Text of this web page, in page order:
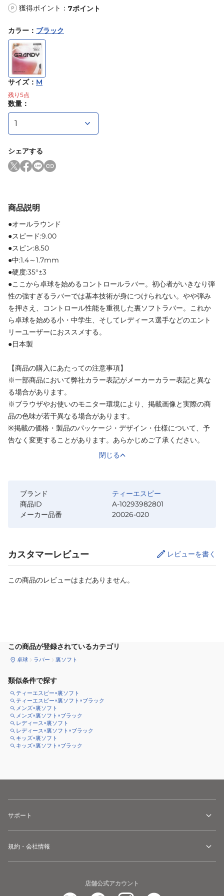
P 獲得ポイント： 7ポイント
カラー ： ブラック
サイズ： M
残り 5点
数量：
シェアする
商品説明
●オールラウンド
●スピード:9.00
●スピン:8.50
●中:1.4～1.7mm
●硬度:35°±3
●ここから卓球を始めるコントロールラバー。初心者がいきなり弾
性の強すぎるラバーでは基本技術が身につけられない。やや弾み
を押さえ、コントロール性能を重視した裏ソフトラバー。これか
ら卓球を始める小・中学生、そしてレディース選手などのエント
リーユーザーにおススメする。
●日本製
【商品の購入にあたっての注意事項】
※一部商品において弊社カラー表記がメーカーカラー表記と異な
る場合があります。
※ブラウザやお使いのモニター環境により、掲載画像と実際の商
品の色味が若干異なる場合があります。
※掲載の価格・製品のパッケージ・デザイン・仕様について、予
告なく変更することがあります。あらかじめご了承ください。
閉じる
ブランド
ティーエスピー
商品ID
A-10293982801
メーカー品番
20026-020
カスタマーレビュー レビューを書く
この商品のレビューはまだありません。
この商品が登録されているカテゴリ
卓球 ラバー 裏ソフト
類似条件で探す
ティーエスピー×裏ソフト
ティーエスピー×裏ソフト×ブラック
メンズ×裏ソフト
メンズ×裏ソフト×ブラック
レディース×裏ソフト
レディース×裏ソフト×ブラック
キッズ×裏ソフト
キッズ×裏ソフト×ブラック
サポート
規約・会社情報
店舗公式アカウント